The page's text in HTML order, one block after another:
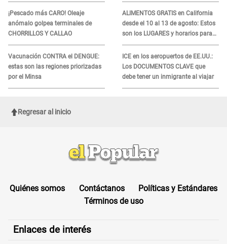
¡Pescado más CARO! Oleaje
anómalo golpea terminales de
CHORRILLOS Y CALLAO
Vacunación CONTRA el DENGUE:
estas son las regiones priorizadas
por el Minsa
ALIMENTOS GRATIS en California
desde el 10 al 13 de agosto: Estos
son los LUGARES y horarios para
recibir la ayuda
ICE en los aeropuertos de EE.UU.:
Los DOCUMENTOS CLAVE que
debe tener un inmigrante al viajar
Regresar al inicio
Quiénes somos Contáctanos
Políticas y Estándares
Términos de uso
Enlaces de interés